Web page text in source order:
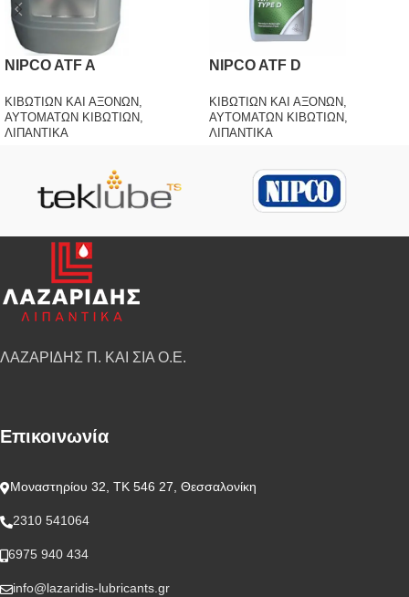
NIPCO ATF A
ΚΙΒΩΤΙΩΝ ΚΑΙ ΑΞΟΝΩΝ
ΑΥΤΟΜΑΤΩΝ ΚΙΒΩΤΙΩΝ
ΛΙΠΑΝΤΙΚΑ
NIPCO ATF D
ΚΙΒΩΤΙΩΝ ΚΑΙ ΑΞΟΝΩΝ
ΑΥΤΟΜΑΤΩΝ ΚΙΒΩΤΙΩΝ
ΛΙΠΑΝΤΙΚΑ
ΛΑΖΑΡΙΔΗΣ Π. ΚΑΙ ΣΙΑ Ο.Ε.
Επικοινωνία
Μοναστηρίου 32, ΤΚ 546 27, Θεσσαλονίκη
2310 541064
6975 940 434
info@lazaridis-lubricants.gr